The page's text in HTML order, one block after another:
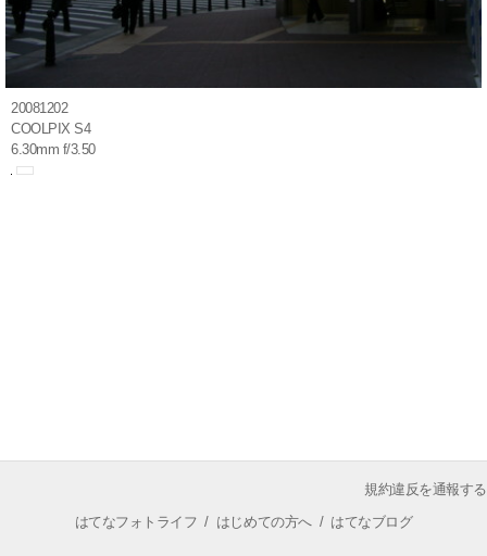
20081202
COOLPIX S4
6.30mm f/3.50
規約違反を通報する
はてなフォトライフ / はじめての方へ/ はてなブログ